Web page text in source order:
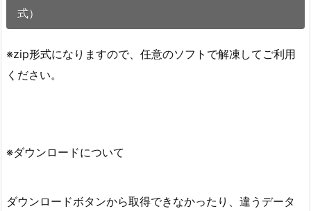
式）
※zip形式になりますので、任意のソフトで解凍してご利用
ください。
※ダウンロードについて
ダウンロードボタンから取得できなかったり、違うデータ